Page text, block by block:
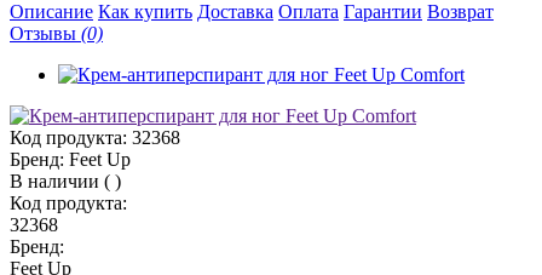
Описание Как купить Доставка Оплата Гарантии Возврат
Отзывы (0)
Код продукта: 32368
Бренд: Feet Up
В наличии ( )
Код продукта:
32368
Бренд:
Feet Up